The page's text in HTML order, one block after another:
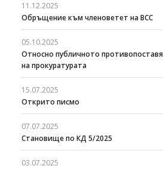
11.12.2025
Обръщение към членоветет на ВСС
05.10.2025
Относно публичното
на прокуратурата
15.07.2025
Открито писмо
07.07.2025
Становище по КД 5/2025
03.07.2025